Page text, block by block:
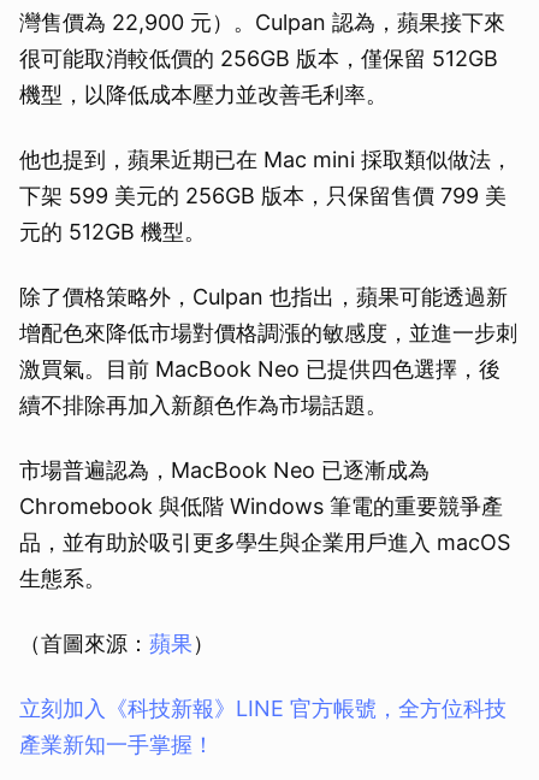
灣售價為 22,900 元）。Culpan 認為，蘋果接下來
很可能取消較低價的 256GB 版本，僅保留 512GB
機型，以降低成本壓力並改善毛利率。
他也提到，蘋果近期已在 Mac mini 採取類似做法，
下架 599 美元的 256GB 版本，只保留售價 799 美
元的 512GB 機型。
除了價格策略外，Culpan 也指出，蘋果可能透過新
增配色來降低市場對價格調漲的敏感度，並進一步刺
激買氣。目前 MacBook Neo 已提供四色選擇，後
續不排除再加入新顏色作為市場話題。
市場普遍認為，MacBook Neo 已逐漸成為
Chromebook 與低階 Windows 筆電的重要競爭產
品，並有助於吸引更多學生與企業用戶進入 macOS
生態系。
（首圖來源： 蘋果）
立刻加入《科技新報》LINE 官方帳號，全方位科技
產業新知一手掌握！